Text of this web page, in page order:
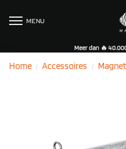
MENU
Meer dan 🔥
Home / Accessoires /